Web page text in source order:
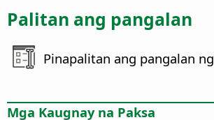
Palitan ang pangalan
Pinapalitan ang pangalan
Mga Kaugnay na Paksa